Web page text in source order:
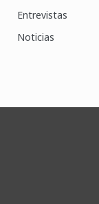
Entrevistas
Noticias